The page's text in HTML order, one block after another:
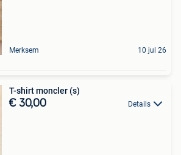
Merksem 10 jul 26
T-shirt moncler (s)
€ 30,00 Details